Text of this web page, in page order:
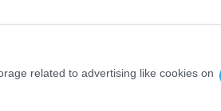
related to advertising like cookies on
capital) μέσω της
Αναπτυξιακής Τράπεζας.
σε χαμηλότοκα
να υλοποιηθούν